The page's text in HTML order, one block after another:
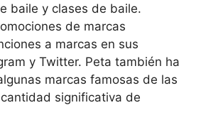
baile y clases de baile.
de marcas
a marcas en sus
y Twitter. Peta también ha
marcas famosas de las
significativa de